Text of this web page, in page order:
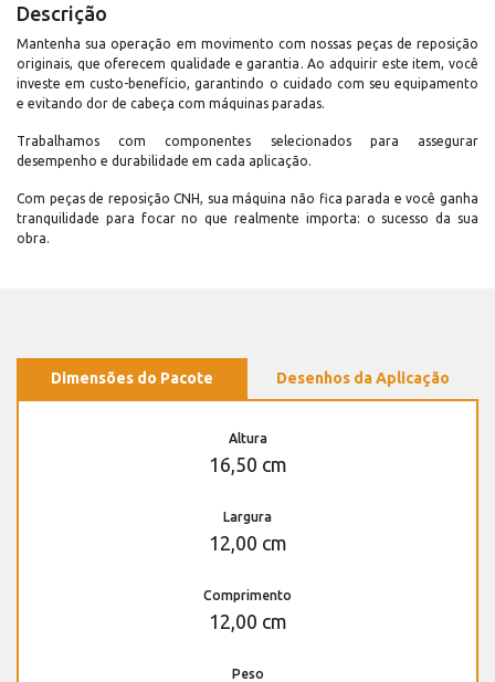
Descrição
Mantenha sua operação em movimento com nossas peças de reposição
originais, que oferecem qualidade e garantia. Ao adquirir este item, você
investe em custo-benefício, garantindo o cuidado com seu equipamento
e evitando dor de cabeça com máquinas paradas.
Trabalhamos com componentes selecionados para assegurar
desempenho e durabilidade em cada aplicação.
Com peças de reposição CNH, sua máquina não fica parada e você ganha
tranquilidade para focar no que realmente importa: o sucesso da sua
obra.
Dimensões do Pacote Desenhos da Aplicação
Altura
16,50 cm
Largura
12,00 cm
Comprimento
12,00 cm
Peso